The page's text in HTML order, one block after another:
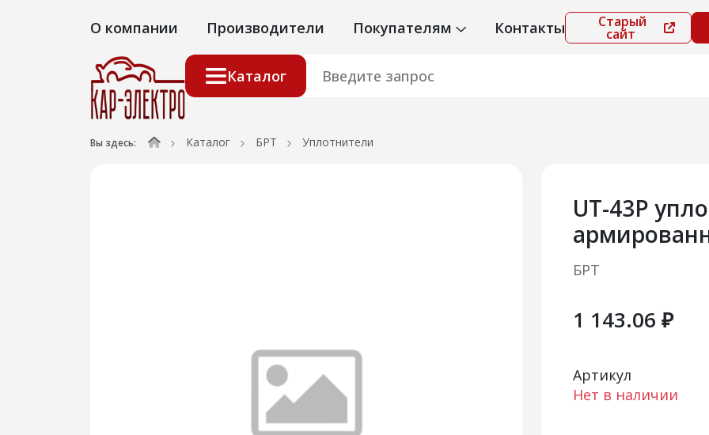
О компании Производители Покупателям Контакты Старый
сайт
Каталог
Вы здесь: Каталог БРТ Уплотнители
UТ-43Р
БРТ
1 143.06 ₽
Артикул
Нет в наличии